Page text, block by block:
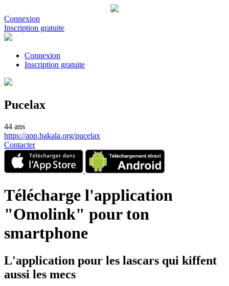
Connexion
Inscription gratuite
Connexion
Inscription gratuite
Pucelax
44 ans
https://app.bakala.org/pucelax
Contacter
Télécharge l'application
"Omolink" pour ton
smartphone
L'application pour les lascars qui kiffent
aussi les mecs